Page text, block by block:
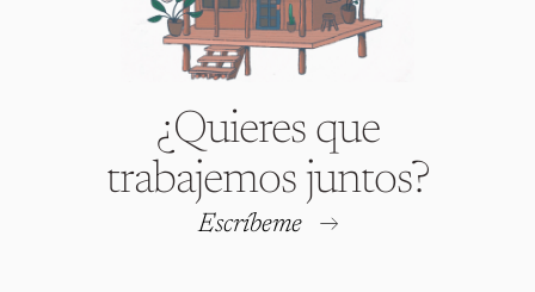
¿Quieres que
trabajemos juntos?
Escríbeme